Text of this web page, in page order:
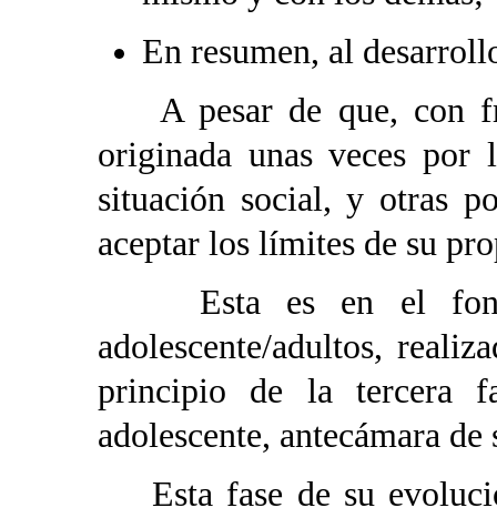
En resumen, al
A pesar de que, con
originada unas veces por
situación social, y otras
aceptar los límites de su
Esta es en el
adolescente/adultos,
principio de la tercera
adolescente, antecámara
Esta fase de su